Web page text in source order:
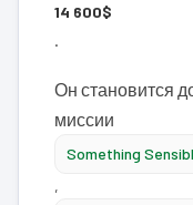
14 600$
Он становится
миссии
Something
,